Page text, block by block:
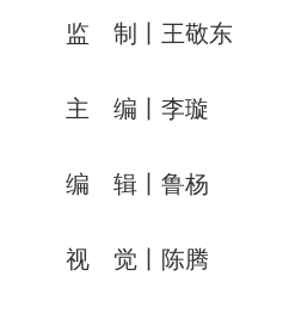
监 制丨王敬东
主 编丨李璇
编 辑丨鲁杨
视 觉丨陈腾